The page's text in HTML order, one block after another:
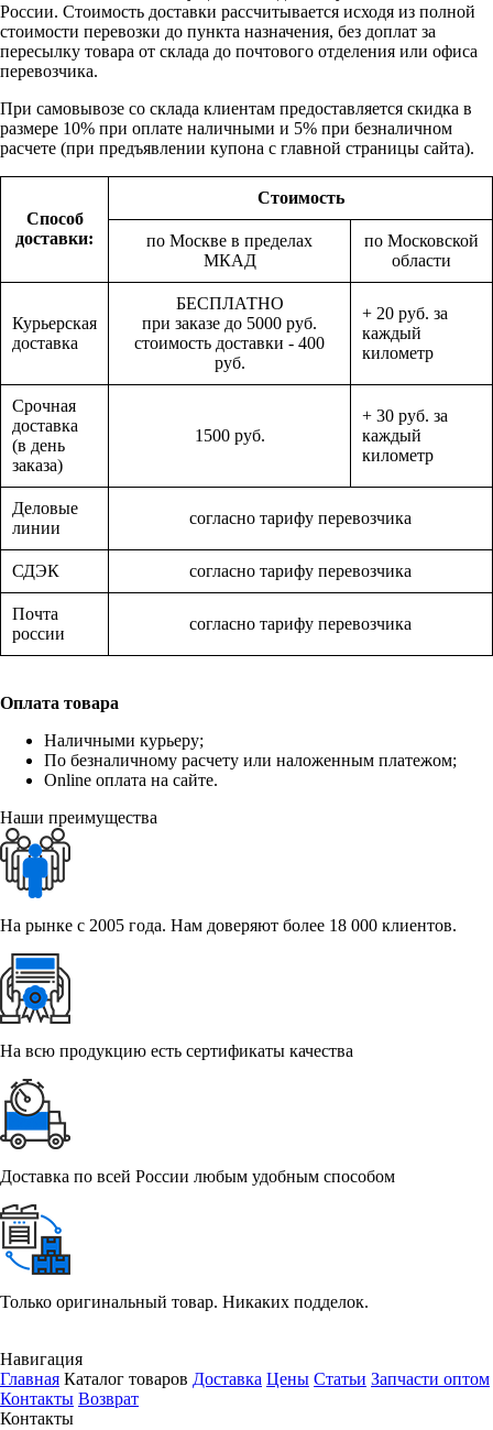
России. Стоимость доставки рассчитывается исходя из полной
стоимости перевозки до пункта назначения, без доплат за
пересылку товара от склада до почтового отделения или офиса
перевозчика.
При самовывозе со склада клиентам предоставляется скидка в
размере 10% при оплате наличными и 5% при безналичном
расчете (при предъявлении купона с главной страницы сайта).
Способ
доставки:
Стоимость
по Москве в пределах
МКАД
по Московской
области
Курьерская
доставка
БЕСПЛАТНО
при заказе до 5000 руб.
стоимость доставки - 400
руб.
+ 20 руб. за
каждый
километр
Срочная
доставка
(в день
заказа)
1500 руб.
+ 30 руб. за
каждый
километр
Деловые
линии
согласно тарифу перевозчика
СДЭК согласно тарифу перевозчика
Почта
россии
согласно тарифу перевозчика
Оплата товара
Наличными курьеру;
По безналичному расчету или наложенным платежом;
Online оплата на сайте.
Наши преимущества
На рынке с 2005 года. Нам доверяют более 18 000 клиентов.
На всю продукцию есть сертификаты качества
Доставка по всей России любым удобным способом
Только оригинальный товар. Никаких подделок.
Навигация
Главная Каталог товаров Доставка Цены Статьи Запчасти оптом
Контакты Возврат
Контакты